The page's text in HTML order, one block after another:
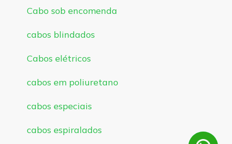
Cabo sob encomenda
cabos blindados
Cabos elétricos
cabos em poliuretano
cabos especiais
cabos espiralados